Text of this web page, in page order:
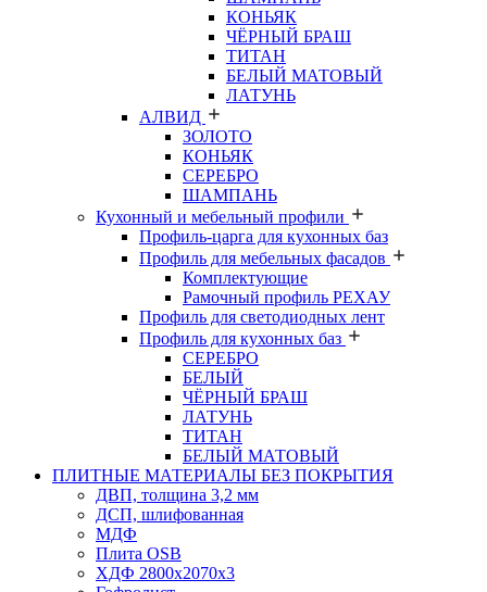
КОНЬЯК
ЧЁРНЫЙ БРАШ
ТИТАН
БЕЛЫЙ МАТОВЫЙ
ЛАТУНЬ
АЛВИД
ЗОЛОТО
КОНЬЯК
СЕРЕБРО
ШАМПАНЬ
Кухонный и мебельный профили
Профиль-царга для кухонных баз
Профиль для мебельных фасадов
Комплектующие
Рамочный профиль РЕХАУ
Профиль для светодиодных лент
Профиль для кухонных баз
СЕРЕБРО
БЕЛЫЙ
ЧЁРНЫЙ БРАШ
ЛАТУНЬ
ТИТАН
БЕЛЫЙ МАТОВЫЙ
ПЛИТНЫЕ МАТЕРИАЛЫ БЕЗ ПОКРЫТИЯ
ДВП, толщина 3,2 мм
ДСП, шлифованная
МДФ
Плита OSB
ХДФ 2800х2070х3